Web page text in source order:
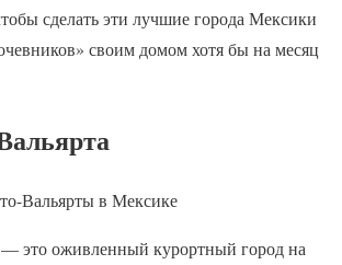
сделать эти лучшие города Мексики
своим домом хотя бы на месяц
Вальярты в Мексике
это оживленный курортный город на